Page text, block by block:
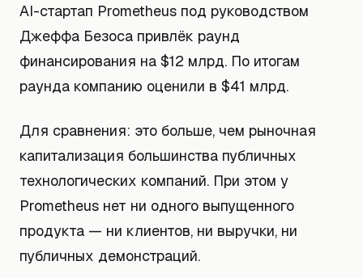
AI-стартап Prometheus под руководством
Джеффа Безоса привлёк раунд
финансирования на $12 млрд. По итогам
раунда компанию оценили в $41 млрд.
Для сравнения: это больше, чем рыночная
капитализация большинства публичных
технологических компаний. При этом у
Prometheus нет ни одного выпущенного
продукта — ни клиентов, ни выручки, ни
публичных демонстраций.